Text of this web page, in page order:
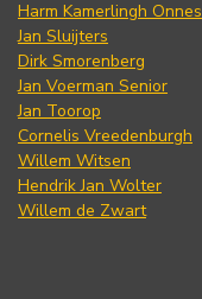
Harm Kamerlingh Onnes
Jan Sluijters
Dirk Smorenberg
Jan Voerman Senior
Jan Toorop
Cornelis Vreedenburgh
Willem Witsen
Hendrik Jan Wolter
Willem de Zwart